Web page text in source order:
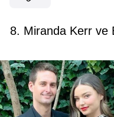
8. Miranda Kerr